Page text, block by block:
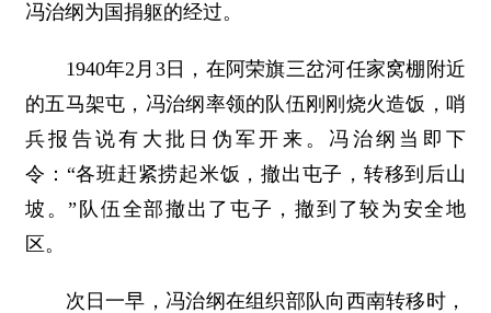
冯治纲为国捐躯的经过。
1940年2月3日，在阿荣旗三岔河任家窝棚附近
的五马架屯，冯治纲率领的队伍刚刚烧火造饭，哨
兵报告说有大批日伪军开来。冯治纲当即下
令：“各班赶紧捞起米饭，撤出屯子，转移到后山
坡。”队伍全部撤出了屯子，撤到了较为安全地
区。
次日一早，冯治纲在组织部队向西南转移时，